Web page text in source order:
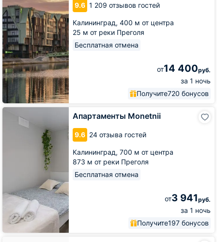
9.6 1 209 отзывов гостей
Калининград, 400 м от центра
25 м от реки Преголя
Бесплатная отмена
от14 400руб.
за 1 ночь
Получите720 бонусов
Апартаменты Monetnii
9.6 24 отзыва гостей
Калининград, 700 м от центра
873 м от реки Преголя
Бесплатная отмена
от3 941руб.
за 1 ночь
Получите197 бонусов
Апартаменты
Monetnii